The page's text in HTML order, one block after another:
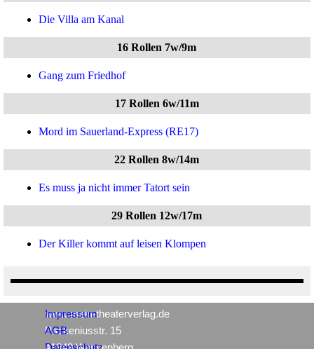
Die Villa am Kanal
16 Rollen 7w/9m
Gang zum Friedhof
17 Rollen 6w/11m
Mord im Sauerland-Express (RE17)
22 Rollen 8w/14m
Es muss ja nicht immer Tatort sein
29 Rollen 12w/17m
Der Killer kommt auf leisen Klompen
www.mein-theaterverlag.de
Packeniusstr. 15
Impressum
AGB